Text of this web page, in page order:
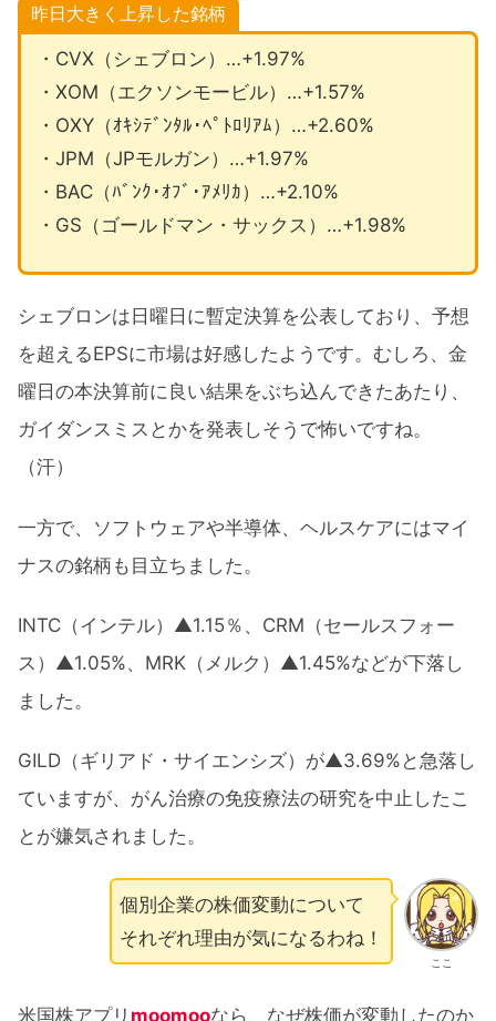
昨日大きく上昇した銘柄
・CVX（シェブロン）…+1.97%
・XOM（エクソンモービル）…+1.57%
・OXY（ｵｷｼﾃﾞﾝﾀﾙ･ﾍﾟﾄﾛﾘｱﾑ）…+2.60%
・JPM（JPモルガン）…+1.97%
・BAC（ﾊﾞﾝｸ･ｵﾌﾞ･ｱﾒﾘｶ）…+2.10%
・GS（ゴールドマン・サックス）…+1.98%
シェブロンは日曜日に暫定決算を公表しており、予想
を超えるEPSに市場は好感したようです。むしろ、金
曜日の本決算前に良い結果をぶち込んできたあたり、
ガイダンスミスとかを発表しそうで怖いですね。
（汗）
一方で、ソフトウェアや半導体、ヘルスケアにはマイ
ナスの銘柄も目立ちました。
INTC（インテル）▲1.15％、CRM（セールスフォー
ス）▲1.05%、MRK（メルク）▲1.45%などが下落し
ました。
GILD（ギリアド・サイエンシズ）が▲3.69%と急落し
ていますが、がん治療の免疫療法の研究を中止したこ
とが嫌気されました。
ここ
個別企業の株価変動について
それぞれ理由が気になるわね！
米国株アプリ moomooなら、なぜ株価が変動したのか